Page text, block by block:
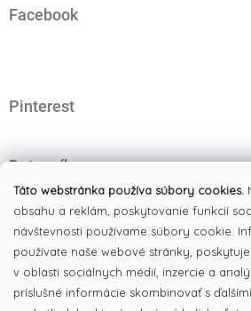
Táto webstránka používa súbory cookies.
obsahu a reklám, poskytovanie funkcií
návštevnosti používame súbory cookie.
používate naše webové stránky,
v oblasti sociálnych médií, inzercie a
príslušné informácie skombinovať s
Facebook
Pinterest
Dotazník
Čo najviac oceňujete na našom
Originálne produkty
Široký výber tovaru
Dobré ceny